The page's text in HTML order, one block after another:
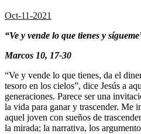
Oct-11-2021
“Ve y vende lo que tienes y
Marcos 10, 17-30
“Ve y vende lo que tienes, da el
tesoro en los cielos”, dice Jesús a
generaciones. Parece ser una
la vida para ganar y trascender. Me
aquel joven con sueños de
la mirada; la narrativa, los